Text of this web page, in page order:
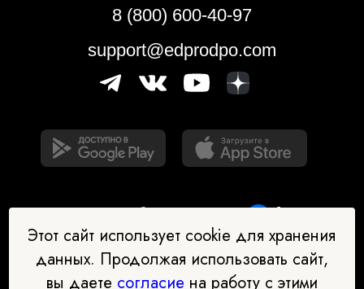
8 (800) 600-40-97
support@edprodpo.com
Этот сайт использует cookie для хранения
данных. Продолжая использовать сайт,
вы даете согласие на работу с этими